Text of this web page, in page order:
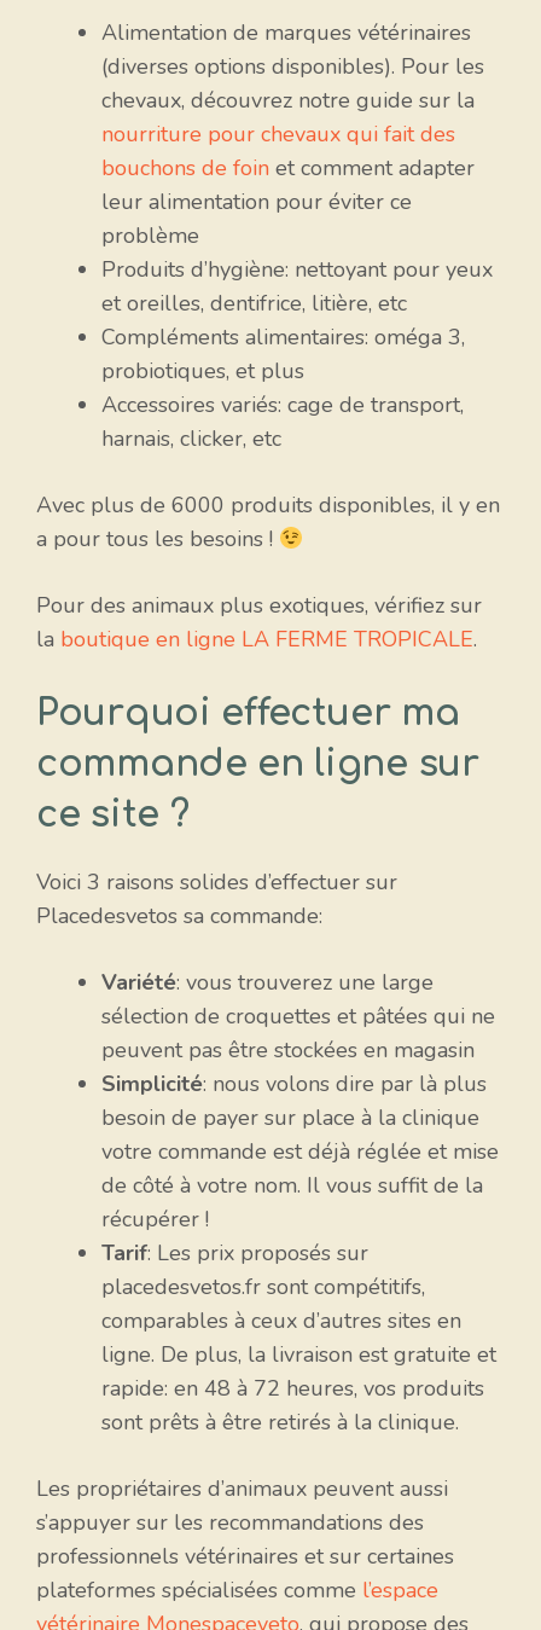
Alimentation de marques vétérinaires
(diverses options disponibles). Pour les
chevaux, découvrez notre guide sur la
nourriture pour chevaux qui fait des
bouchons de foin et comment adapter
leur alimentation pour éviter ce
problème
Produits d’hygiène: nettoyant pour yeux
et oreilles, dentifrice, litière, etc
Compléments alimentaires: oméga 3,
probiotiques, et plus
Accessoires variés: cage de transport,
harnais, clicker, etc
Avec plus de 6000 produits disponibles, il y en
a pour tous les besoins !
Pour des animaux plus exotiques, vérifiez sur
la boutique en ligne LA FERME TROPICALE.
Pourquoi effectuer ma
commande en ligne sur
ce site ?
Voici 3 raisons solides d’effectuer sur
Placedesvetos sa commande:
Variété: vous trouverez une large
sélection de croquettes et pâtées qui ne
peuvent pas être stockées en magasin
Simplicité: nous volons dire par là plus
besoin de payer sur place à la clinique
votre commande est déjà réglée et mise
de côté à votre nom. Il vous suffit de la
récupérer !
Tarif: Les prix proposés sur
placedesvetos.fr sont compétitifs,
comparables à ceux d’autres sites en
ligne. De plus, la livraison est gratuite et
rapide: en 48 à 72 heures, vos produits
sont prêts à être retirés à la clinique.
Les propriétaires d’animaux peuvent aussi
s’appuyer sur les recommandations des
professionnels vétérinaires et sur certaines
plateformes spécialisées comme l’espace
vétérinaire Monespaceveto, qui propose des